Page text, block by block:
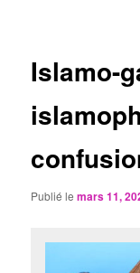
Islamo-
Publié lemars 11,